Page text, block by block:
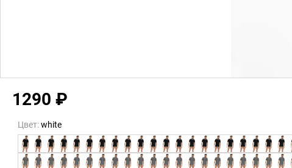
1290 ₽
Цвет:white